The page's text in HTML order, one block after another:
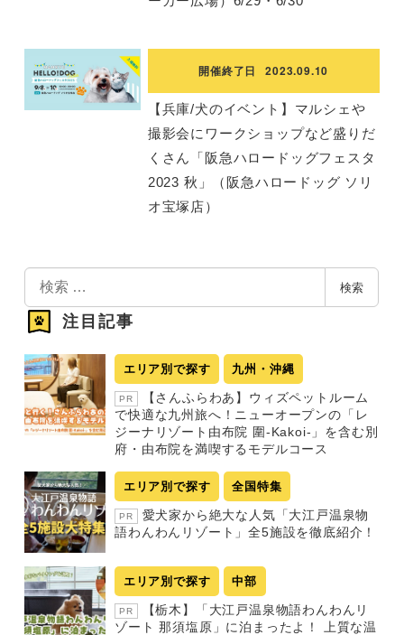
開催終了日 2023.09.10
【兵庫/犬のイベント】マルシェや
撮影会にワークショップなど盛りだ
くさん「阪急ハロードッグフェスタ
2023 秋」（阪急ハロードッグ ソリ
オ宝塚店）
索
検索
注目記事
エリア別で探す 九州・沖縄
PR
【さんふらわあ】ウィズペットルーム
で快適な九州旅へ！ニューオープンの「レ
ジーナリゾート由布院 圍-Kakoi-」を含む別
府・由布院を満喫するモデルコース
エリア別で探す 全国特集
PR
愛犬家から絶大な人気「大江戸温泉物
語わんわんリゾート」全5施設を徹底紹介！
エリア別で探す 中部
PR
【栃木】「大江戸温泉物語わんわんリ
ゾート 那須塩原」に泊まったよ！ 上質な温